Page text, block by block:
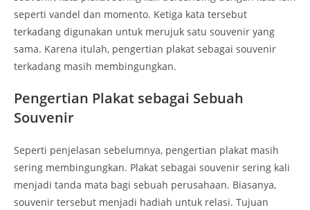
seperti vandel dan momento. Ketiga kata tersebut
terkadang digunakan untuk merujuk satu souvenir yang
sama. Karena itulah, pengertian plakat sebagai souvenir
terkadang masih membingungkan.
Pengertian Plakat sebagai Sebuah
Souvenir
Seperti penjelasan sebelumnya, pengertian plakat masih
sering membingungkan. Plakat sebagai souvenir sering kali
menjadi tanda mata bagi sebuah perusahaan. Biasanya,
souvenir tersebut menjadi hadiah untuk relasi. Tujuan